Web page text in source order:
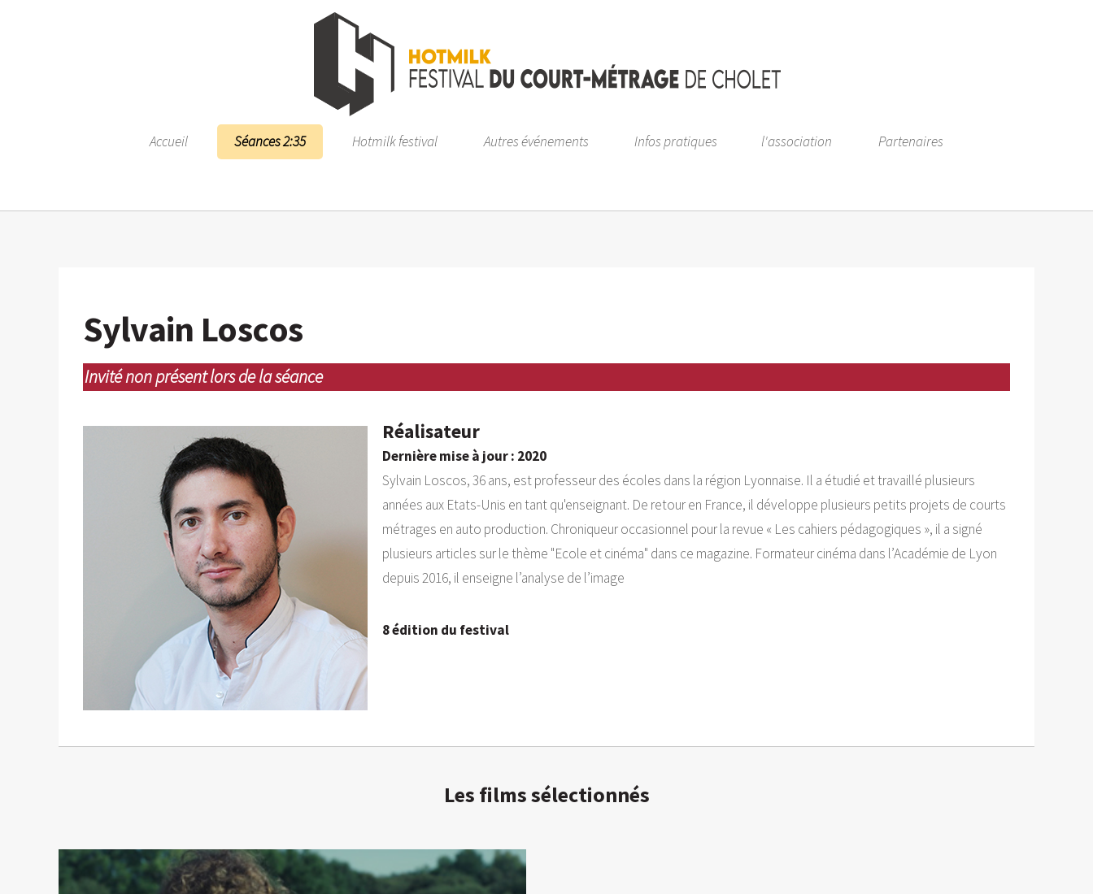
Accueil Séances 2:35 Hotmilk festival Autres événements Infos pratiques l'association Partenaires
Sylvain Loscos
Invité non présent lors de la séance
Réalisateur
Dernière mise à jour : 2020
Sylvain Loscos, 36 ans, est professeur des écoles dans la région Lyonnaise. Il a étudié et travaillé plusieurs
années aux Etats-Unis en tant qu'enseignant. De retour en France, il développe plusieurs petits projets de courts
métrages en auto production. Chroniqueur occasionnel pour la revue « Les cahiers pédagogiques », il a signé
plusieurs articles sur le thème "Ecole et cinéma" dans ce magazine. Formateur cinéma dans l’Académie de Lyon
depuis 2016, il enseigne l’analyse de l’image
8 édition du festival
Les films sélectionnés